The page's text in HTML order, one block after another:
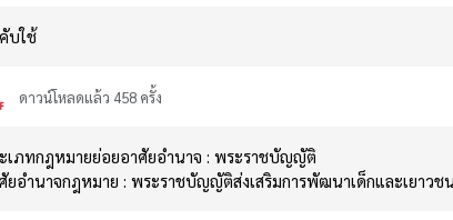
บใช้
ดาวน์โหลดแล้ว 458 ครั้ง
เภทกฎหมายย่อยอาศัยอำนาจ : พระราชบัญญัติ
ยอำนาจกฎหมาย : พระราชบัญญัติส่งเสริมการพัฒนาเด็กและเยาว